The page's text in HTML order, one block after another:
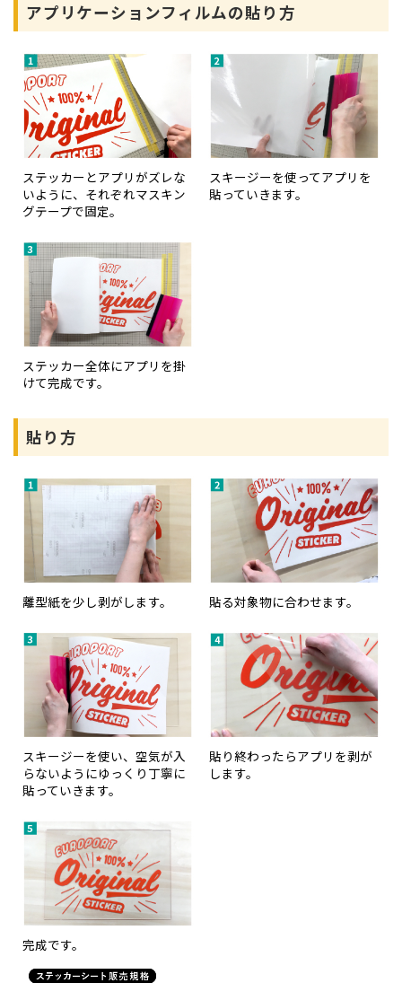
アプリケーションフィルムの貼り方
ステッカーとアプリがズレな
いように、それぞれマスキン
グテープで固定。
スキージーを使ってアプリを
貼っていきます。
ステッカー全体にアプリを掛
けて完成です。
貼り方
離型紙を少し剥がします。 貼る対象物に合わせます。
スキージーを使い、空気が入
らないようにゆっくり丁寧に
貼っていきます。
貼り終わったらアプリを剥が
します。
完成です。